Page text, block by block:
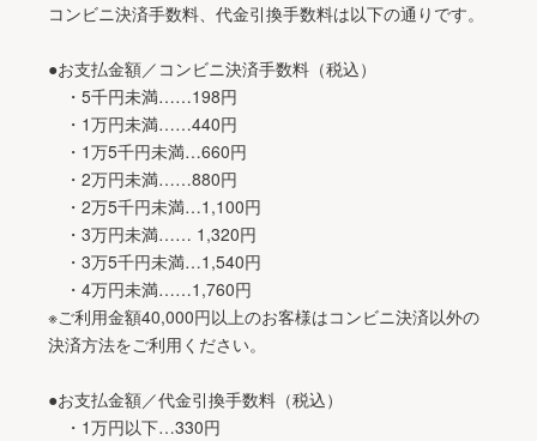
コンビニ決済手数料、代金引換手数料は以下の通りです。
●お支払金額／コンビニ決済手数料（税込）
・5千円未満……198円
・1万円未満……440円
・1万5千円未満…660円
・2万円未満……880円
・2万5千円未満…1,100円
・3万円未満…… 1,320円
・3万5千円未満…1,540円
・4万円未満……1,760円
※ご利用金額40,000円以上のお客様はコンビニ決済以外の
決済方法をご利用ください。
●お支払金額／代金引換手数料（税込）
・1万円以下…330円